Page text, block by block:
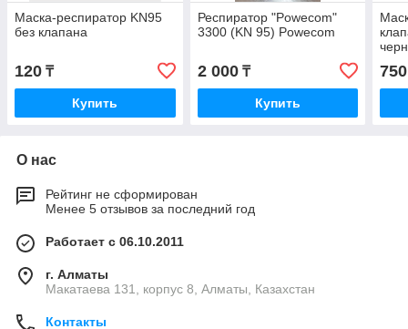
Маска-респиратор KN95
без клапана
120 ₸
Купить
Респиратор "Powecom"
3300 (KN 95) Powecom
2 000₸
Купить
750
О нас
Рейтинг не сформирован
Менее 5 отзывов за последний год
Работает с 06.10.2011
г. Алматы
Макатаева 131, корпус 8, Алматы, Казахстан
Контакты